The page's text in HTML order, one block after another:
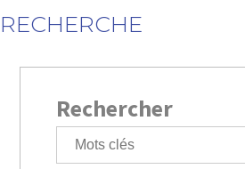
RECHERCHE
Rechercher